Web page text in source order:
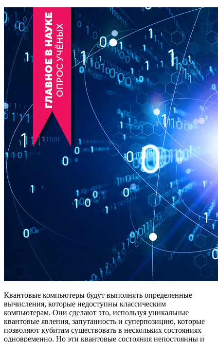
Квантовые компьютеры будут выполнять определенные
вычисления, которые недоступны классическим
компьютерам. Они сделают это, используя уникальные
квантовые явления, запутанность и суперпозицию, которые
позволяют кубитам существовать в нескольких состояниях
одновременно. Но эти квантовые состояния непостоянны и